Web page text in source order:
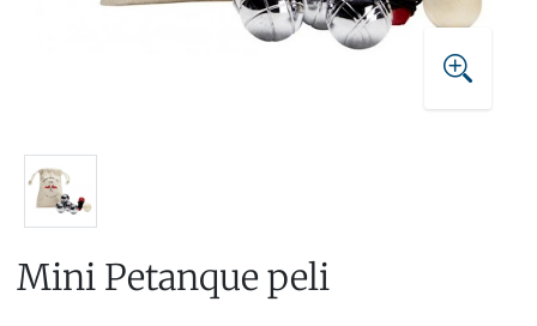
Mini Petanque peli